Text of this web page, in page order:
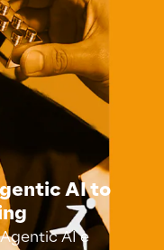
AI to
AI e